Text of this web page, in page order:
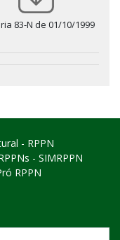
83-N de 01/10/1999
- RPPN
- SIMRPPN
RPPN